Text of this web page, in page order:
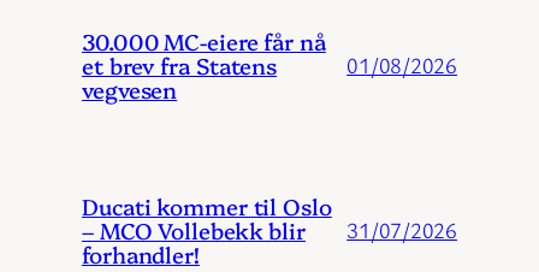
30.000 MC-eiere får nå
et brev fra Statens
vegvesen
01/08/2026
Ducati kommer til Oslo
– MCO Vollebekk blir
forhandler!
31/07/2026